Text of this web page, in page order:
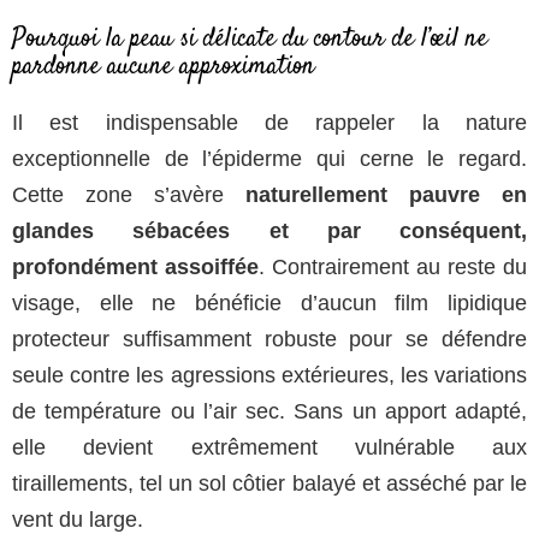
Pourquoi la peau si délicate du contour de l’œil ne
pardonne aucune approximation
Il est indispensable de rappeler la nature
exceptionnelle de l’épiderme qui cerne le regard.
Cette zone s’avère naturellement pauvre en
glandes sébacées et par conséquent,
profondément assoiffée. Contrairement au reste du
visage, elle ne bénéficie d’aucun film lipidique
protecteur suffisamment robuste pour se défendre
seule contre les agressions extérieures, les variations
de température ou l’air sec. Sans un apport adapté,
elle devient extrêmement vulnérable aux
tiraillements, tel un sol côtier balayé et asséché par le
vent du large.